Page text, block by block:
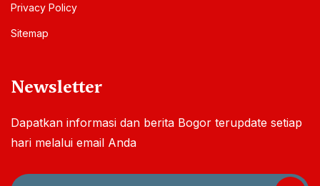
Privacy Policy
Sitemap
Newsletter
Dapatkan informasi dan berita Bogor terupdate setiap
hari melalui email Anda